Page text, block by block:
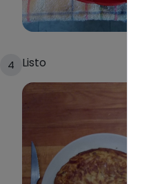
4 Listo